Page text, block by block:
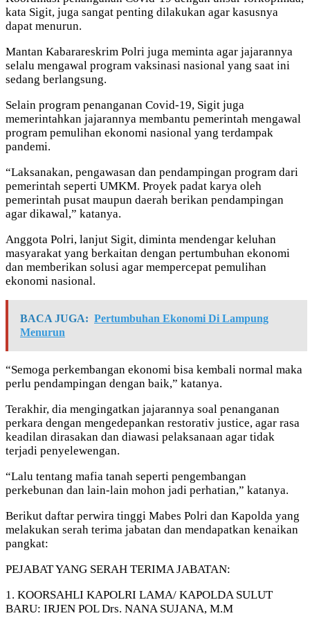
kata Sigit, juga sangat penting dilakukan agar kasusnya
dapat menurun.
Mantan Kabarareskrim Polri juga meminta agar jajarannya
selalu mengawal program vaksinasi nasional yang saat ini
sedang berlangsung.
Selain program penanganan Covid-19, Sigit juga
memerintahkan jajarannya membantu pemerintah mengawal
program pemulihan ekonomi nasional yang terdampak
pandemi.
“Laksanakan, pengawasan dan pendampingan program dari
pemerintah seperti UMKM. Proyek padat karya oleh
pemerintah pusat maupun daerah berikan pendampingan
agar dikawal,” katanya.
Anggota Polri, lanjut Sigit, diminta mendengar keluhan
masyarakat yang berkaitan dengan pertumbuhan ekonomi
dan memberikan solusi agar mempercepat pemulihan
ekonomi nasional.
BACA JUGA: Pertumbuhan Ekonomi Di Lampung
Menurun
“Semoga perkembangan ekonomi bisa kembali normal maka
perlu pendampingan dengan baik,” katanya.
Terakhir, dia mengingatkan jajarannya soal penanganan
perkara dengan mengedepankan restorativ justice, agar rasa
keadilan dirasakan dan diawasi pelaksanaan agar tidak
terjadi penyelewengan.
“Lalu tentang mafia tanah seperti pengembangan
perkebunan dan lain-lain mohon jadi perhatian,” katanya.
Berikut daftar perwira tinggi Mabes Polri dan Kapolda yang
melakukan serah terima jabatan dan mendapatkan kenaikan
pangkat:
PEJABAT YANG SERAH TERIMA JABATAN:
1. KOORSAHLI KAPOLRI LAMA/ KAPOLDA SULUT
BARU: IRJEN POL Drs. NANA SUJANA, M.M